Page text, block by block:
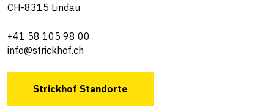
CH-8315 Lindau
+41 58 105 98 00
info@strickhof.ch
Strickhof Standorte